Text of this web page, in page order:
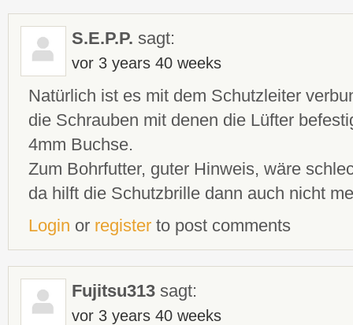
S.E.P.P. sagt:
vor 3 years 40 weeks
Natürlich ist es mit dem Schutzleiter
die Schrauben mit denen die Lüfter
4mm Buchse.
Zum Bohrfutter, guter Hinweis, wäre
da hilft die Schutzbrille dann auch nicht
Login or register to post comments
Fujitsu313 sagt:
vor 3 years 40 weeks